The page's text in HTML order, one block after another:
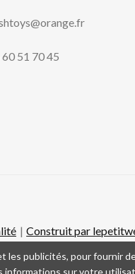
51 70 45
Construit par
les publicités, pour fournir
sur votre